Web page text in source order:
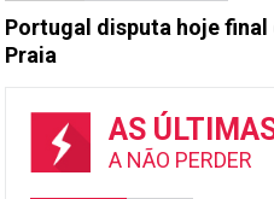
Portugal disputa hoje
Praia
AS
A NÃO PERDER